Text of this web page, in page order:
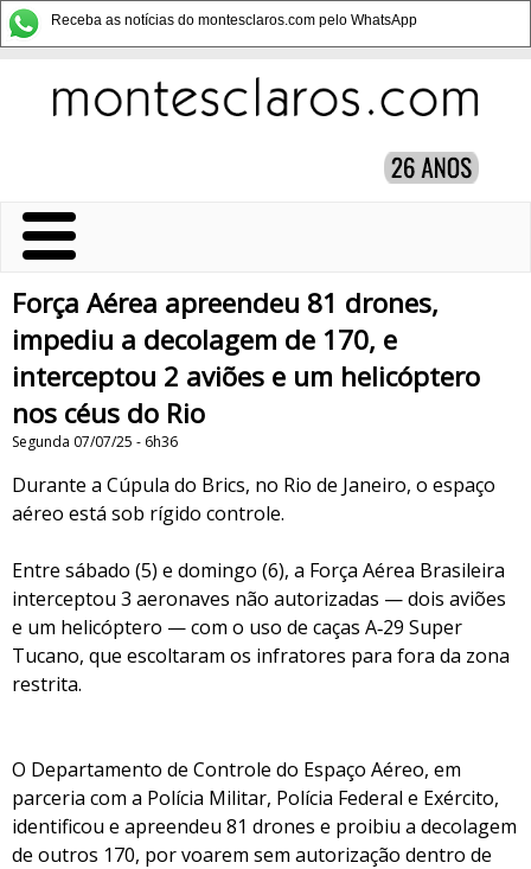
Receba as notícias do montesclaros.com pelo WhatsApp
Força Aérea apreendeu 81 drones,
impediu a decolagem de 170, e
interceptou 2 aviões e um helicóptero
nos céus do Rio
Segunda 07/07/25 - 6h36
Durante a Cúpula do Brics, no Rio de Janeiro, o espaço
aéreo está sob rígido controle.
Entre sábado (5) e domingo (6), a Força Aérea Brasileira
interceptou 3 aeronaves não autorizadas — dois aviões
e um helicóptero — com o uso de caças A‑29 Super
Tucano, que escoltaram os infratores para fora da zona
restrita.
O Departamento de Controle do Espaço Aéreo, em
parceria com a Polícia Militar, Polícia Federal e Exército,
identificou e apreendeu 81 drones e proibiu a decolagem
de outros 170, por voarem sem autorização dentro de